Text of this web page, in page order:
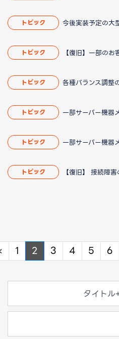
トピック
トピック
トピック 各種バランス調整
トピック 一部サーバー機器
トピック 一部サーバー機器
トピック 【復旧】 接続障
Previous
1 2 3 4 5 6